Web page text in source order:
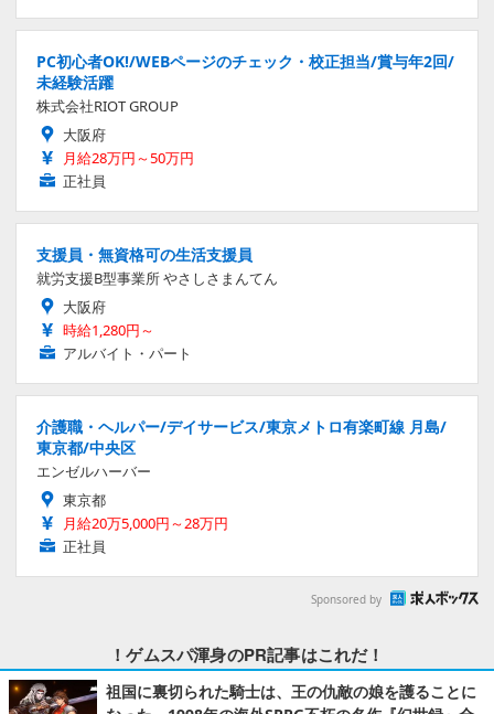
PC初心者OK!/WEBページのチェック・校正担当/賞与年2回/
未経験活躍
株式会社RIOT GROUP
大阪府
月給28万円～50万円
正社員
支援員・無資格可の生活支援員
就労支援B型事業所 やさしさまんてん
大阪府
時給1,280円～
アルバイト・パート
介護職・ヘルパー/デイサービス/東京メトロ有楽町線 月島/
東京都/中央区
エンゼルハーバー
東京都
月給20万5,000円～28万円
正社員
Sponsored by
！ゲムスパ渾身のPR記事はこれだ！
祖国に裏切られた騎士は、王の仇敵の娘を護ることに